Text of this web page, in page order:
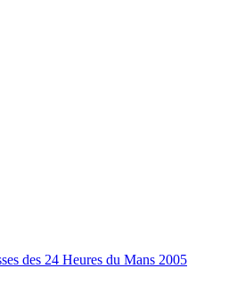
des 24 Heures du Mans 2005